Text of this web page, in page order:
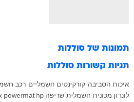
תמונות של סוללות
תגיות קשורות סוללות
איכות הסביבה קורקינטים חשמליים רכב
לונדון מכונית חשמלית שריפה hp
powermat